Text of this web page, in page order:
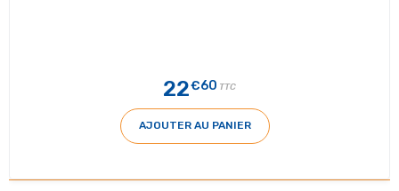
22€60 TTC
AJOUTER AU PANIER